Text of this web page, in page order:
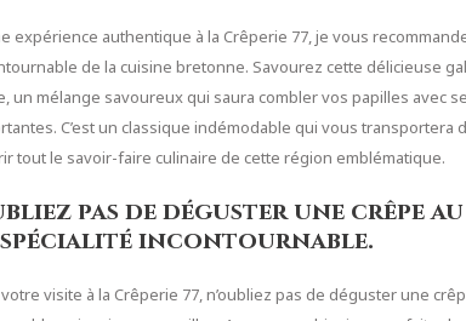
expérience authentique à la Crêperie 77, je vous
de la cuisine bretonne. Savourez cette délicieuse
un mélange savoureux qui saura combler vos papilles avec
C’est un classique indémodable qui vous transportera
tout le savoir-faire culinaire de cette région emblématique.
pas de déguster une crêpe
incontournable.
visite à la Crêperie 77, n’oubliez pas de déguster une